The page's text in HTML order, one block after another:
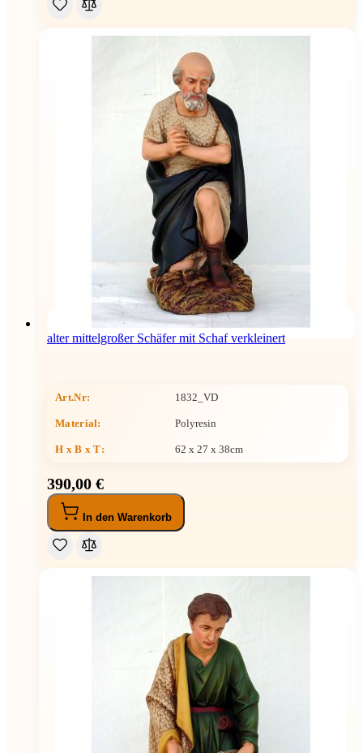
alter mittelgroßer Schäfer mit Schaf verkleinert
Art.Nr: 1832_VD
Material: Polyresin
H x B x T: 62 x 27 x 38cm
390,00 €
In den Warenkorb